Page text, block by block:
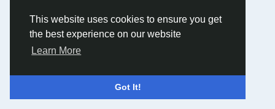
This website uses cookies to ensure you get
the best experience on our website
Learn More
Got It!